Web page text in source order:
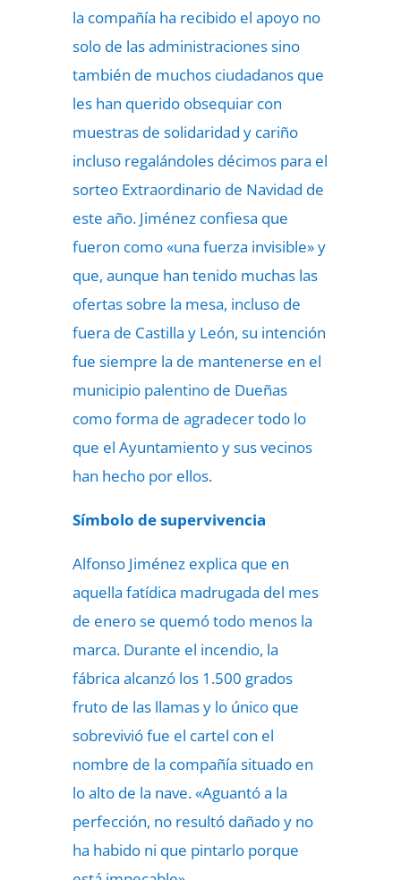
la compañía ha recibido el apoyo no
solo de las administraciones sino
también de muchos ciudadanos que
les han querido obsequiar con
muestras de solidaridad y cariño
incluso regalándoles décimos para el
sorteo Extraordinario de Navidad de
este año. Jiménez confiesa que
fueron como «una fuerza invisible» y
que, aunque han tenido muchas las
ofertas sobre la mesa, incluso de
fuera de Castilla y León, su intención
fue siempre la de mantenerse en el
municipio palentino de Dueñas
como forma de agradecer todo lo
que el Ayuntamiento y sus vecinos
han hecho por ellos.
Símbolo de supervivencia
Alfonso Jiménez explica que en
aquella fatídica madrugada del mes
de enero se quemó todo menos la
marca. Durante el incendio, la
fábrica alcanzó los 1.500 grados
fruto de las llamas y lo único que
sobrevivió fue el cartel con el
nombre de la compañía situado en
lo alto de la nave. «Aguantó a la
perfección, no resultó dañado y no
ha habido ni que pintarlo porque